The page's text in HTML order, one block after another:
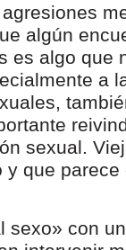
algún
es algo que
a
sexual.
que parece
sexo» con